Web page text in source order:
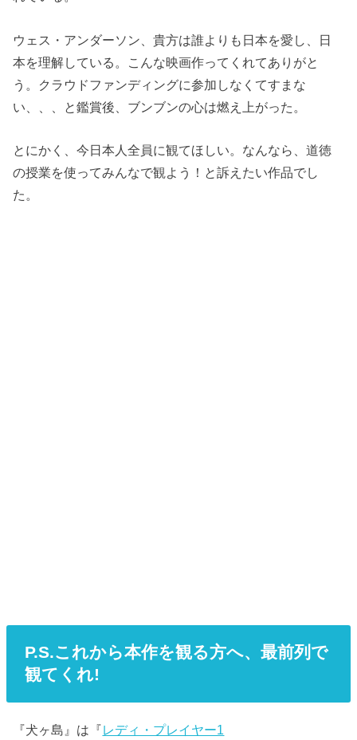
ウェス・アンダーソン、貴方は誰よりも日本を愛し、日
本を理解している。こんな映画作ってくれてありがと
う。クラウドファンディングに参加しなくてすまな
い、、、と鑑賞後、ブンブンの心は燃え上がった。
とにかく、今日本人全員に観てほしい。なんなら、道徳
の授業を使ってみんなで観よう！と訴えたい作品でし
た。
P.S.これから本作を観る方へ、最前列で
観てくれ!
『犬ヶ島』は『レディ・プレイヤー1